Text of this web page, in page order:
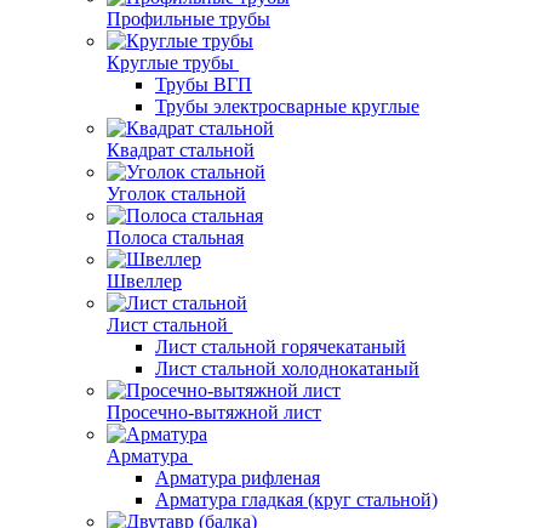
Профильные трубы
Круглые трубы
Трубы ВГП
Трубы электросварные круглые
Квадрат стальной
Уголок стальной
Полоса стальная
Швеллер
Лист стальной
Лист стальной горячекатаный
Лист стальной холоднокатаный
Просечно-вытяжной лист
Арматура
Арматура рифленая
Арматура гладкая (круг стальной)